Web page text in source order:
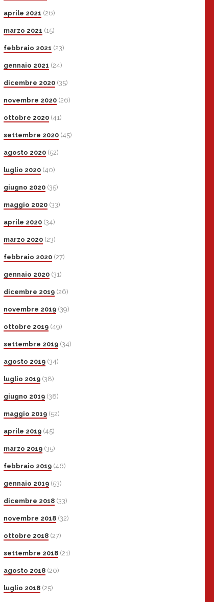
aprile 2021 (26)
marzo 2021 (15)
febbraio 2021 (23)
gennaio 2021 (24)
dicembre 2020(35)
novembre 2020(26)
ottobre 2020(41)
settembre 2020(45)
agosto 2020(52)
luglio 2020(40)
giugno 2020(35)
maggio 2020(33)
aprile 2020(34)
marzo 2020(23)
febbraio 2020(27)
gennaio 2020(31)
dicembre 2019(26)
novembre 2019(39)
ottobre 2019(49)
settembre 2019(34)
agosto 2019(34)
luglio 2019(38)
giugno 2019(38)
maggio 2019(52)
aprile 2019(45)
marzo 2019(35)
febbraio 2019(46)
gennaio 2019(53)
dicembre 2018(33)
novembre 2018(32)
ottobre 2018(27)
settembre 2018(21)
agosto 2018(20)
luglio 2018(25)